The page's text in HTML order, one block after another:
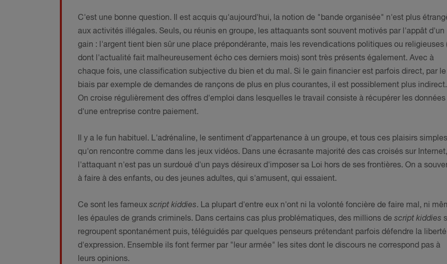
C'est une bonne question. Il est acquis qu'aujourd'hui, la notion de "bande organisée" n'est plus
aux activités illégales. Seuls, ou réunis en groupe, les attaquants sont souvent motivés par l'appât d'un
gain : l'argent tient bien sûr une place prépondérante, mais les revendications politiques ou religieuses
dont l'actualité fait malheureusement écho ces derniers mois) sont très présents également. Avec à
chaque fois, une classification subjective du bien et du mal. Si le gain financier est parfois direct, par le
biais par exemple de demandes de rançons de plus en plus courantes, il est possiblement plus indirect.
On croise régulièrement des offres d'emploi dans lesquelles le travail consiste à récupérer les données
d'une entreprise contre paiement.
Il y a le fun habituel. L'adrénaline, le sentiment d'appartenance à un groupe, et tous ces plaisirs simples
qu'on rencontre comme dans les jeux vidéos. Dans une écrasante majorité des cas croisés sur Internet,
l'attaquant n'est pas un surdoué d'un pays désireux d'imposer sa Loi hors de ses frontières. On a
à faire à des enfants, ou des jeunes adultes, qui s'amusent, qui essaient.
Ce sont les fameux script kiddies. La plupart d'entre eux n'ont ni la volonté foncière de faire mal, ni
les épaules de grands criminels. Dans certains cas plus problématiques, des millions de script kiddies
regroupent spontanément puis, téléguidés par quelques penseurs prétendant parfois défendre la liberté
d'expression. Ensemble ils font fermer par "leur armée" les sites dont le discours ne correspond pas à
leurs opinions.